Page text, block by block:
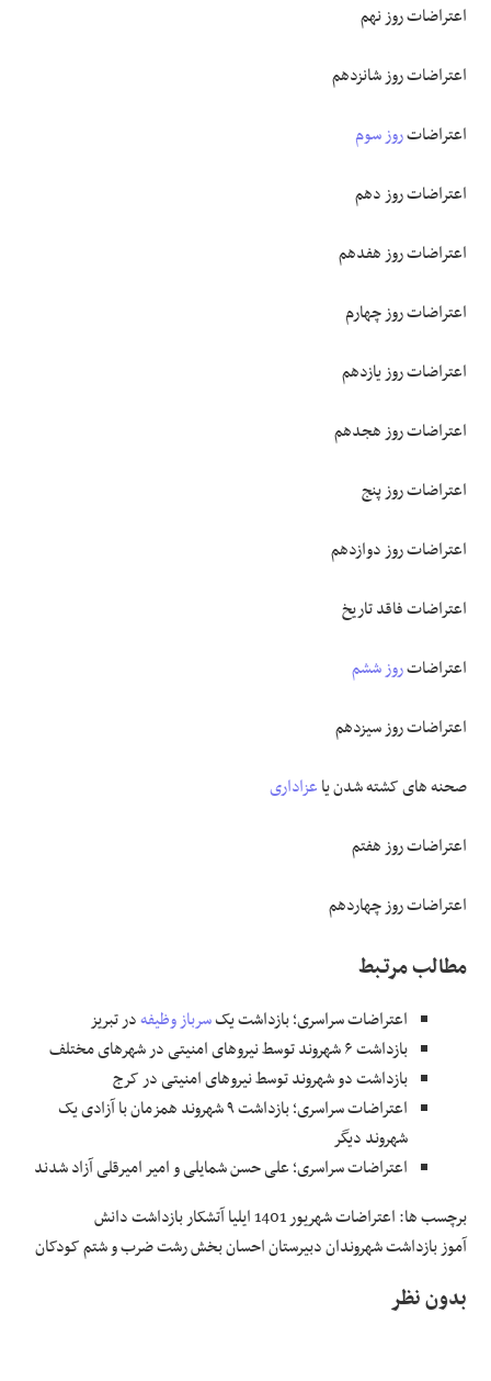
اعتراضات روز نهم
اعتراضات روز شانزدهم
اعتراضاتروز سوم
اعتراضات روز دهم
اعتراضات روز هفدهم
اعتراضات روز چهارم
اعتراضات روز یازدهم
اعتراضات روز هجدهم
اعتراضات روز پنج
اعتراضات روز دوازدهم
اعتراضات فاقد تاریخ
اعتراضاتروز ششم
اعتراضات روز سیزدهم
صحنه های کشته شدن یاعزاداری
اعتراضات روز هفتم
اعتراضات روز چهاردهم
مطالب مرتـبط
اعتراضات سراسری؛ بازداشت یکسرباز وظیفهدر تبریز
بازداشت ۶ شهروند توسط نیروهای امنیتی در شهرهای مختلف
بازداشت دو شهروند توسط نیروهای امنیتی در کرج
اعتراضات سراسری؛ بازداشت ۹ شهروند همزمان با آزادی یک
شهروند دیگر
اعتراضات سراسری؛ علی حسن شمایلی و امیر امیرقلی آزاد شدند
برچسب ها: اعتراضات شهریور 1401 ایلیا آتشکار بازداشت دانش
آموز بازداشت شهروندان دبیرستان احسان بخش رشت ضرب و شتم کودکان
بدون نظر